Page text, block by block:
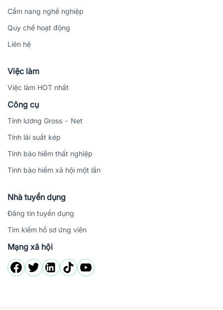
Cẩm nang nghề nghiệp
Quy chế hoạt động
Liên hệ
Việc làm
Việc làm HOT nhất
Công cụ
Tính lương Gross - Net
Tính lãi suất kép
Tính bảo hiểm thất nghiệp
Tính bảo hiểm xã hội một lần
Nhà tuyển dụng
Đăng tin tuyển dụng
Tìm kiếm hồ sơ ứng viên
Mạng xã hội